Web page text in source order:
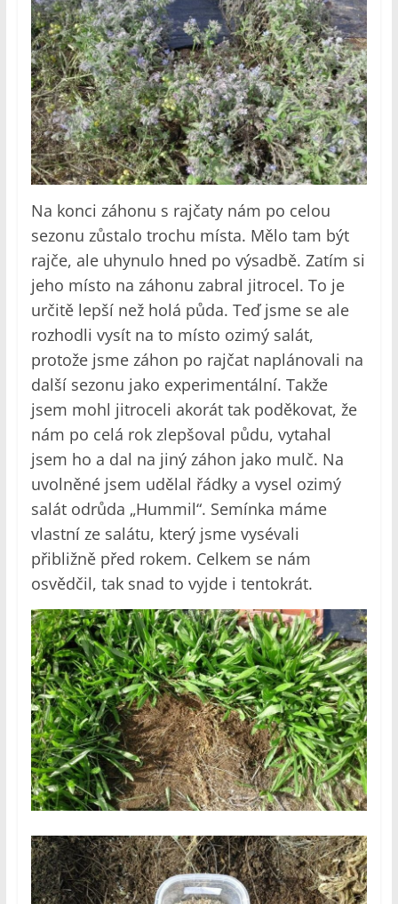
Na konci záhonu s rajčaty nám po celou
sezonu zůstalo trochu místa. Mělo tam být
rajče, ale uhynulo hned po výsadbě. Zatím si
jeho místo na záhonu zabral jitrocel. To je
určitě lepší než holá půda. Teď jsme se ale
rozhodli vysít na to místo ozimý salát,
protože jsme záhon po rajčat naplánovali na
další sezonu jako experimentální. Takže
jsem mohl jitroceli akorát tak poděkovat, že
nám po celá rok zlepšoval půdu, vytahal
jsem ho a dal na jiný záhon jako mulč. Na
uvolněné jsem udělal řádky a vysel ozimý
salát odrůda „Hummil“. Semínka máme
vlastní ze salátu, který jsme vysévali
přibližně před rokem. Celkem se nám
osvědčil, tak snad to vyjde i tentokrát.